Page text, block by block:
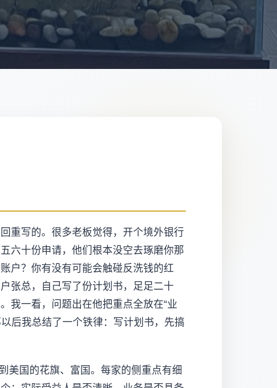
重写的。很多老板觉得，开个境外银行
六十份申请，他们根本没空去琢磨你那
户？你有没有可能会触碰反洗钱的红
张总，自己写了份计划书，足足二十
我一看，问题出在他把重点全放在“业
后我总结了一个铁律：写计划书，先搞
美国的花旗、富国。每家的侧重点有细